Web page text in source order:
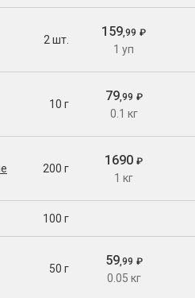
2 шт.
159,99 ₽
1 уп
10 г
79,99 ₽
0.1 кг
200 г
1690 ₽
1 кг
100 г
50 г
59,99 ₽
0.05 кг